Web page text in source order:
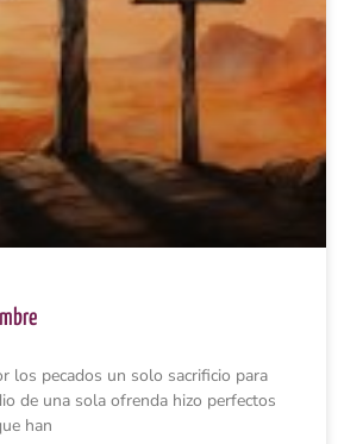
los pecados un solo sacrificio para
de una sola ofrenda hizo perfectos
han